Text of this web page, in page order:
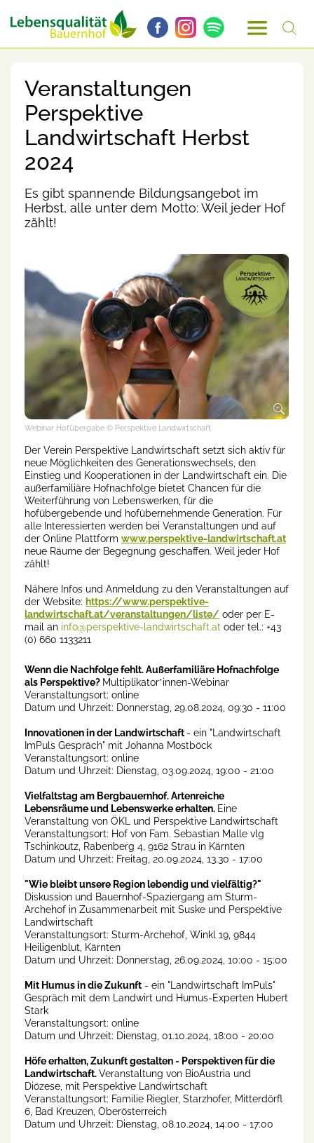
Veranstaltungen
Perspektive
Landwirtschaft Herbst
2024
Es gibt spannende Bildungsangebot im
Herbst, alle unter dem Motto: Weil jeder Hof
zählt!
Webinar Hofübergabe © Perspektive Landwirtschaft
Der Verein Perspektive Landwirtschaft setzt sich aktiv für
neue Möglichkeiten des Generationswechsels, den
Einstieg und Kooperationen in der Landwirtschaft ein. Die
außerfamiliäre Hofnachfolge bietet Chancen für die
Weiterführung von Lebenswerken, für die
hofübergebende und hofübernehmende Generation. Für
alle Interessierten werden bei Veranstaltungen und auf
der Online Plattform www.perspektive-landwirtschaft.at
neue Räume der Begegnung geschaffen. Weil jeder Hof
zählt!
Nähere Infos und Anmeldung zu den Veranstaltungen auf
der Website: https://www.perspektive-
landwirtschaft.at/veranstaltungen/liste/ oder per E-
mail an info@perspektive-landwirtschaft.at oder tel.: +43
(0) 660 1133211
Wenn die Nachfolge fehlt. Außerfamiliäre Hofnachfolge
als Perspektive? Multiplikator*innen-Webinar
Veranstaltungsort: online
Datum und Uhrzeit: Donnerstag, 29.08.2024, 09:30 - 11:00
Innovationen in der Landwirtschaft- ein "Landwirtschaft
ImPuls Gespräch" mit Johanna Mostböck
Veranstaltungsort: online
Datum und Uhrzeit: Dienstag, 03.09.2024, 19:00 - 21:00
Vielfaltstag am Bergbauernhof. Artenreiche
Lebensräume und Lebenswerke erhalten. Eine
Veranstaltung von ÖKL und Perspektive Landwirtschaft
Veranstaltungsort: Hof von Fam. Sebastian Malle vlg
Tschinkoutz, Rabenberg 4, 9162 Strau in Kärnten
Datum und Uhrzeit: Freitag, 20.09.2024, 13.30 - 17:00
"Wie bleibt unsere Region lebendig und vielfältig?"
Diskussion und Bauernhof-Spaziergang am Sturm-
Archehof in Zusammenarbeit mit Suske und Perspektive
Landwirtschaft
Veranstaltungsort: Sturm-Archehof, Winkl 19, 9844
Heiligenblut, Kärnten
Datum und Uhrzeit: Donnerstag, 26.09.2024, 10:00 - 15:00
Mit Humus in die Zukunft- ein "Landwirtschaft ImPuls"
Gespräch mit dem Landwirt und Humus-Experten Hubert
Stark
Veranstaltungsort: online
Datum und Uhrzeit: Dienstag, 01.10.2024, 18:00 - 20:00
Höfe erhalten, Zukunft gestalten - Perspektiven für die
Landwirtschaft.Veranstaltung von BioAustria und
Diözese, mit Perspektive Landwirtschaft
Veranstaltungsort: Familie Riegler, Starzhofer, Mitterdörfl
6, Bad Kreuzen, Oberösterreich
Datum und Uhrzeit: Dienstag, 08.10.2024, 14:00 - 17:00